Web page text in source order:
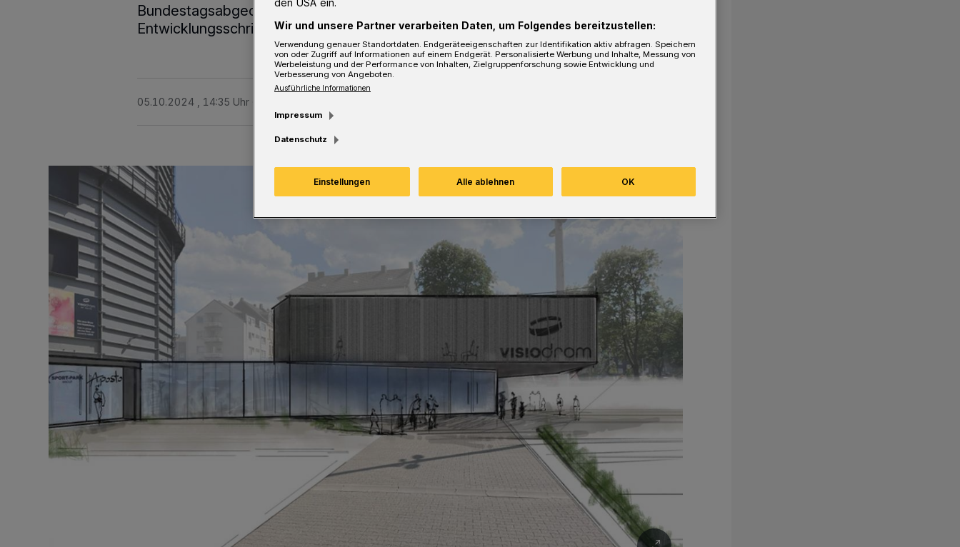
Bundestagsabgeordneten Helge Lindh als Ideengeber für diesen
Entwicklungsschritt gedankt.
05.10.2024 , 14:35 Uhr
den USA ein.
Wir und unsere Partner verarbeiten Daten, um Folgendes bereitzustellen:
Verwendung genauer Standortdaten. Endgeräteeigenschaften zur Identifikation aktiv abfragen. Speichern
von oder Zugriff auf Informationen auf einem Endgerät. Personalisierte Werbung und Inhalte, Messung von
Werbeleistung und der Performance von Inhalten, Zielgruppenforschung sowie Entwicklung und
Verbesserung von Angeboten.
Ausführliche Informationen
Impressum
Datenschutz
Einstellungen Alle ablehnen OK